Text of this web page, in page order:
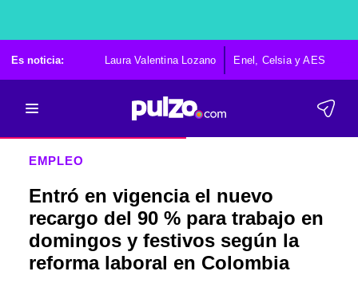
Es noticia: Laura Valentina Lozano Enel, Celsia y AES
EMPLEO
Entró en vigencia el nuevo
recargo del 90 % para trabajo en
domingos y festivos según la
reforma laboral en Colombia